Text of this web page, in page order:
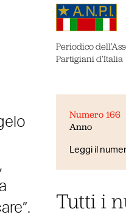
Periodico
Partigiani d’Italia
Numero 166
Anno
Leggi il
Tutti i